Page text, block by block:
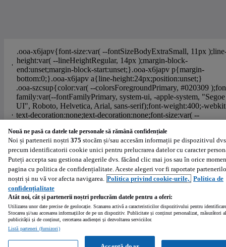
Ajutor Politica de cookies Setări cookies
Politica de confidentialitate
Regulament persoane fizice
Regulament profesionisti
Powered by:
Nouă ne pasă ca datele tale personale să rămână confidențiale
Noi și partenerii noștri 375 stocăm și/sau accesăm informații pe dispozitivul
precum identificatorii cookie unici pentru prelucrarea datelor cu caracter
Puteți accepta sau gestiona alegerile dvs. făcând clic mai jos sau în orice
pagina cu politica de confidențialitate. Aceste alegeri vor fi raportate
noștri și nu vă vor afecta navigarea. Politica privind cookie-urile, Politica de
confidențialitate
Atât noi, cât și partenerii noștri prelucrăm datele pentru a oferi:
Utilizarea unor date precise de geolocație. Scanarea activă a caracteristicilor dispozitivului pentru
Stocarea și/sau accesarea informațiilor de pe un dispozitiv. Publicitate și conținut personalizat, măsurători
publicității și de conținut, cercetarea audienței și dezvoltarea serviciilor.
Listă parteneri (furnizori)